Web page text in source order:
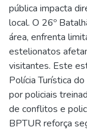
pública impacta
local. O 26º
área, enfrenta
estelionatos
visitantes. Este
Polícia Turística
por policiais
de conflitos e
BPTUR reforça